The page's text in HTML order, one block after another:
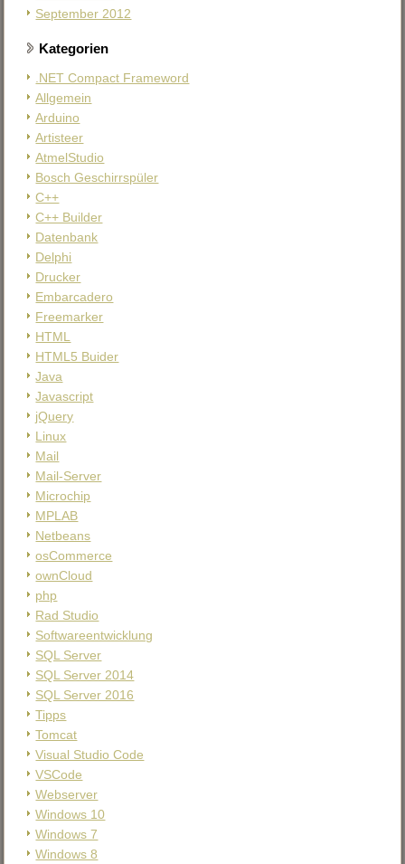
September 2012
Kategorien
.NET Compact Frameword
Allgemein
Arduino
Artisteer
AtmelStudio
Bosch Geschirrspüler
C++
C++ Builder
Datenbank
Delphi
Drucker
Embarcadero
Freemarker
HTML
HTML5 Buider
Java
Javascript
jQuery
Linux
Mail
Mail-Server
Microchip
MPLAB
Netbeans
osCommerce
ownCloud
php
Rad Studio
Softwareentwicklung
SQL Server
SQL Server 2014
SQL Server 2016
Tipps
Tomcat
Visual Studio Code
VSCode
Webserver
Windows 10
Windows 7
Windows 8